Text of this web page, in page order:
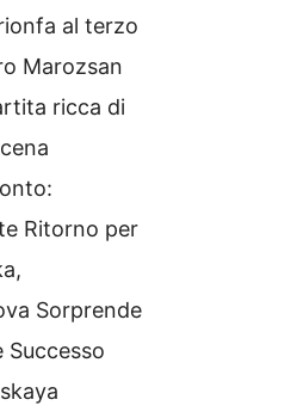
al terzo
Marozsan
ricca di
Ritorno per
Sorprende
Successo